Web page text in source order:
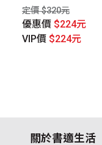
定價 $320元
優惠價 $224元
VIP價 $224元
關於書適生活